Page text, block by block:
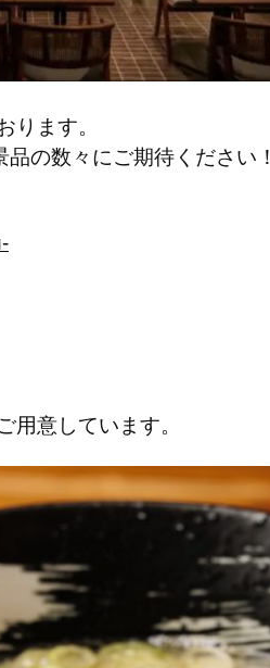
ります。
の数々にご期待ください！
用意しています。